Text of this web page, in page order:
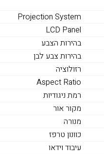
Projection System
LCD Panel
בהירות הצבע
בהירות צבע לבן
רזולוציה
Aspect Ratio
רמת ניגודיות
מקור אור
מנורה
כוונון טרפז
עיבוד וידאו